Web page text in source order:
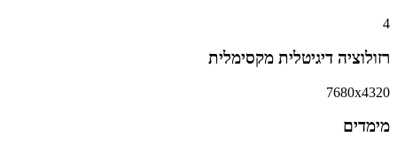
4
רזולוציה דיגיטלית מקסימלית
7680x4320
מימדים